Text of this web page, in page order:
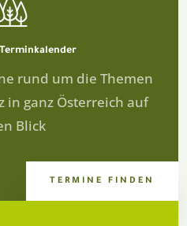
Terminkalender
rund um die Themen
in ganz Österreich auf
Blick
TERMINE FINDEN